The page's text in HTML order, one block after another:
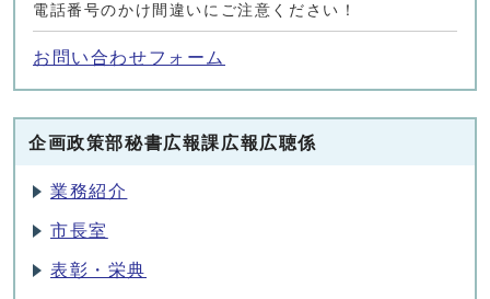
電話番号のかけ間違いにご注意ください！
お問い合わせフォーム
企画政策部秘書広報課広報広聴係
業務紹介
市長室
表彰・栄典